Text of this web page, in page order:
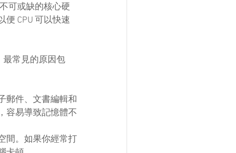
可或缺的核心硬
CPU 可以快速
最常見的原因包
郵件、文書編輯和
容易導致記憶體不
間。如果你經常打